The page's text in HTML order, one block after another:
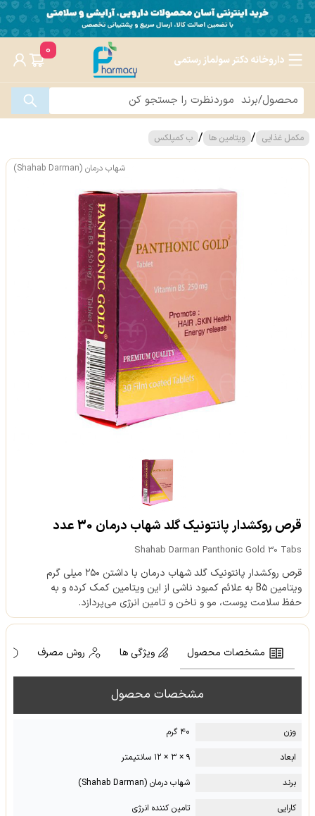
داروخانه دکتر سولماز رستمی
0
مکمل غذایی / ویتامین ها / ب کمپلکس
شهاب درمان (Shahab Darman)
قرص روکشدار پانتونیک گلد شهاب درمان 30 عدد
Shahab Darman Panthonic Gold 30 Tabs
قرص روکشدار پانتونیک گلد شهاب درمان با داشتن ۲۵۰ میلی گرم
ویتامین B۵ به علائم کمبود ناشی از این ویتامین کمک کرده و به
حفظ سلامت پوست، مو و ناخن و تامین انرژی می‌پردازد.
مشخصات محصول ویژگی ها روش مصرف
مشخصات محصول
وزن
۴۰ گرم
ابعاد
۹ × ۳ × ۱۲ سانتیمتر
برند
شهاب درمان (Shahab Darman)
کارایی
تامین کننده انرژی